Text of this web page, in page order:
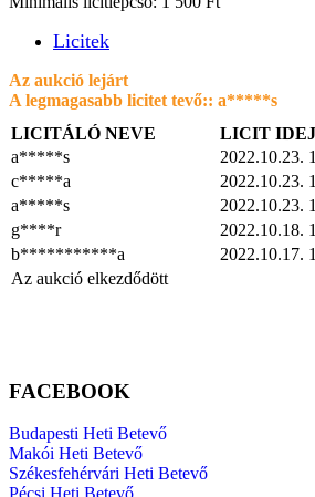
Licitek
Az aukció lejárt
A legmagasabb licitet tevő:: a*****s
LICITÁLÓ NEVE
LICIT
a*****s
2022.10.23.
c*****a
2022.10.23.
a*****s
2022.10.23.
g****r
2022.10.18.
b***********a
2022.10.17.
Az aukció elkezdődött
FACEBOOK
Budapesti Heti Betevő
Makói Heti Betevő
Székesfehérvári Heti Betevő